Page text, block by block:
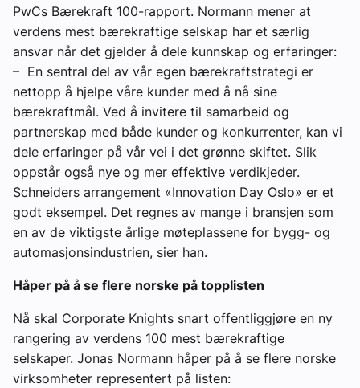
PwCs Bærekraft 100-rapport. Normann mener at
verdens mest bærekraftige selskap har et særlig
ansvar når det gjelder å dele kunnskap og erfaringer:
– En sentral del av vår egen bærekraftstrategi er
nettopp å hjelpe våre kunder med å nå sine
bærekraftmål. Ved å invitere til samarbeid og
partnerskap med både kunder og konkurrenter, kan vi
dele erfaringer på vår vei i det grønne skiftet. Slik
oppstår også nye og mer effektive verdikjeder.
Schneiders arrangement «Innovation Day Oslo» er et
godt eksempel. Det regnes av mange i bransjen som
en av de viktigste årlige møteplassene for bygg- og
automasjonsindustrien, sier han.
Håper på å se flere norske på topplisten
Nå skal Corporate Knights snart offentliggjøre en ny
rangering av verdens 100 mest bærekraftige
selskaper. Jonas Normann håper på å se flere norske
virksomheter representert på listen: